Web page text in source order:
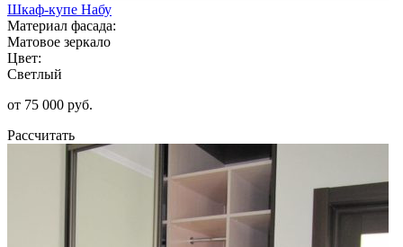
Шкаф-купе Набу
Материал фасада:
Матовое зеркало
Цвет:
Светлый
от 75 000 руб.
Рассчитать